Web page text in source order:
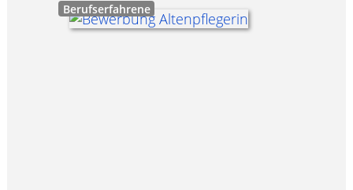
Berufserfahrene